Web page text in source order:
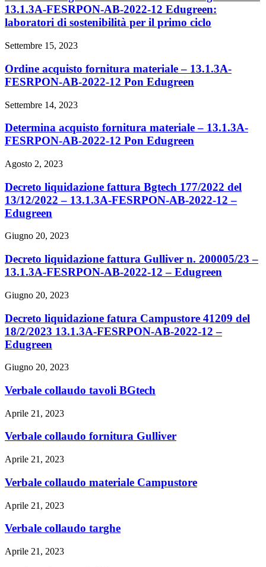
13.1.3A-FESRPON-AB-2022-12 Edugreen:
laboratori di sostenibilità per il primo ciclo
Settembre 15, 2023
Ordine acquisto fornitura materiale – 13.1.3A-
FESRPON-AB-2022-12 Pon Edugreen
Settembre 14, 2023
Determina acquisto fornitura materiale – 13.1.3A-
FESRPON-AB-2022-12 Pon Edugreen
Agosto 2, 2023
Decreto liquidazione fattura Bgtech 177/2022 del
13/12/2022 – 13.1.3A-FESRPON-AB-2022-12 –
Edugreen
Giugno 20, 2023
Decreto liquidazione fattura Gulliver n. 200005/23 –
13.1.3A-FESRPON-AB-2022-12 – Edugreen
Giugno 20, 2023
Decreto liquidazione fatura Campustore 41209 del
18/2/2023 13.1.3A-FESRPON-AB-2022-12 –
Edugreen
Giugno 20, 2023
Verbale collaudo tavoli BGtech
Aprile 21, 2023
Verbale collaudo fornitura Gulliver
Aprile 21, 2023
Verbale collaudo materiale Campustore
Aprile 21, 2023
Verbale collaudo targhe
Aprile 21, 2023